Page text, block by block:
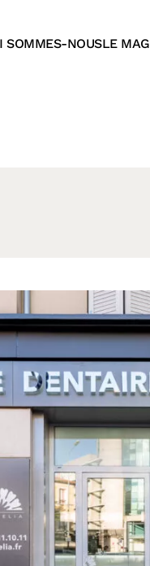
SOMMES-NOUSLE MAG